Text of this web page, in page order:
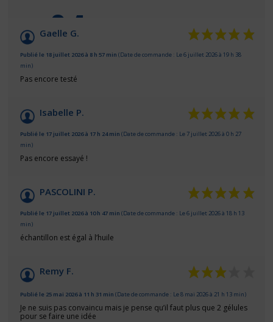
9.4
Basé sur 91 avis
Gaelle G.
Publié le 18 juillet 2026 à 8 h 57 min(Date de commande : Le 6 juillet 2026 à 19 h 38
min)
Pas encore testé
Isabelle P.
Publié le 17 juillet 2026 à 17 h 24 min(Date de commande : Le 7 juillet 2026 à 0 h 27
min)
Pas encore essayé !
PASCOLINI P.
Publié le 17 juillet 2026 à 10 h 47 min(Date de commande : Le 6 juillet 2026 à 18 h 13
min)
échantillon est égal à l’huile
Remy F.
Publié le 25 mai 2026 à 11 h 31 min(Date de commande : Le 8 mai 2026 à 21 h 13 min)
Je ne suis pas convaincu mais je pense qu’il faut plus que 2 gélules
pour se faire une idée